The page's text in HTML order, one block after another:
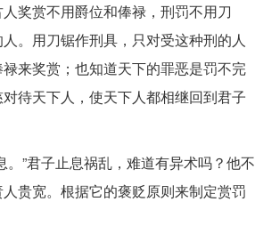
奖赏不用爵位和俸禄，刑罚不用刀
。用刀锯作刑具，只对受这种刑的人
来奖赏；也知道天下的罪恶是罚不完
待天下人，使天下人都相继回到君子
”君子止息祸乱，难道有异术吗？他不
贵宽。根据它的褒贬原则来制定赏罚